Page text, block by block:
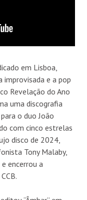
em Lisboa,
improvisada e a pop
Revelação do Ano
uma discografia
o duo João
com cinco estrelas
disco de 2024,
Tony Malaby,
encerrou a